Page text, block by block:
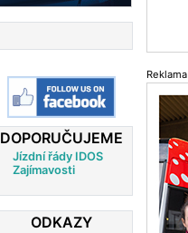
DOPORUČUJEME
Jízdní řády IDOS
Zajímavosti
ODKAZY
Reklama